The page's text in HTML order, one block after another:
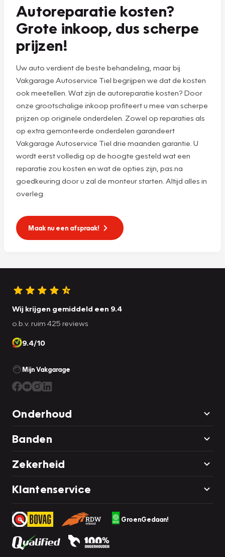
Autoreparatie kosten?
Grote inkoop, dus scherpe
prijzen!
Uw auto verdient de beste behandeling, maar bij
Vakgarage Autoservice Tiel begrijpen we dat de kosten
ook meetellen. Wat zijn de autoreparatie kosten? Door
onze grootschalige inkoop profiteert u mee van scherpe
prijzen op originele onderdelen. Zowel op reparaties als
op extra gemonteerde onderdelen garandeert
Vakgarage Autoservice Tiel drie maanden garantie. U
wordt eerst volledig op de hoogte gesteld wat een
reparatie zou kosten en wat de opties zijn, pas na
goedkeuring door u zal de monteur starten. Altijd alles in
overleg.
Maak nu een afspraak!
Wij krijgen gemiddeld een 9.4
o.b.v. ruim 425 reviews
9.4/10
Mijn Vakgarage
Onderhoud
Banden
Zekerheid
Klantenservice
GroenGedaan!